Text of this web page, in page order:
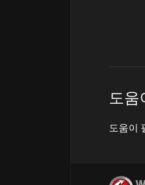
도움
도움이